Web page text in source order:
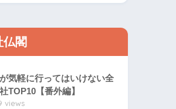
仏閣
気軽に行ってはいけない全
TOP10【番外編】
views